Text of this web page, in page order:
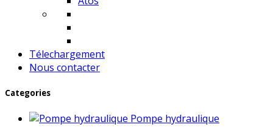
Télechargement
Nous contacter
Categories
Pompe hydraulique